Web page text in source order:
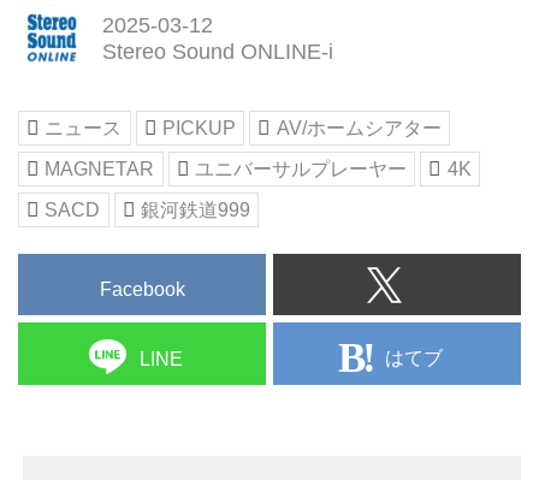
に封を開けずに取っておいた
山本浩司さんにお願いしている。
【前編の内容はこちら】
CONTROL AV CENTER...
熱心な男の子（の気持ちを持ち続
るまでに密着取材できたので、詳
しく紹介したい。（取材・文：泉
哲也、撮影：相澤利一）
ガレージシアターを手に入れた、
アニメーション・実写映像等の企
画制作を手掛ける颱...
欲しい！ そんな “男の子の夢” を
崎駅近くに誕生した。昨日公開し
た前編では、オーナーの櫻井 崇
さんと、インストール作業を手か
けたクレアツィオネ・ワークスの
小野裕史さんに、シアタールーム
を作ろうと思ったきっかけや、施
工時の工夫点についてうかがっ
た。後編では、ガレージシアター
での機器調整の手順と、櫻井さん
のインプレッションを紹介した
2025-03-12
Stereo Sound ONLINE-i
ニュース PICKUP
AV/ホームシアター
MAGNETAR
ユニバーサルプレーヤー
4K
SACD
銀河鉄道999
Facebook
LINE はてブ